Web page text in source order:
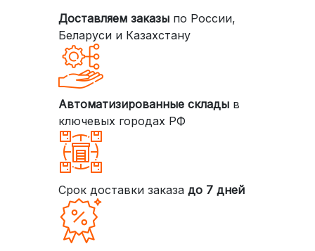
Доставляем заказыпо России,
Беларуси и Казахстану
Автоматизированные складыв
ключевых городах РФ
Срок доставки заказа до 7 дней